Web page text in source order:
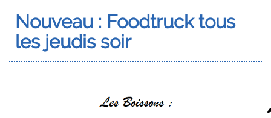
Nouveau : Foodtruck tous
les jeudis soir